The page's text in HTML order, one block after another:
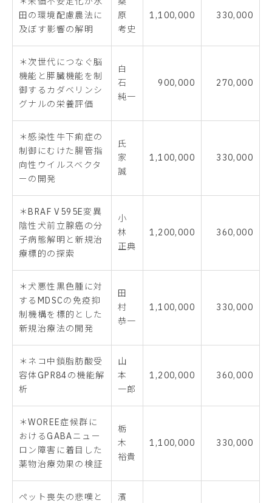
田の環境配慮農法に
及ぼす影響の解明
原
考史
1,100,000 330,000
＊次世代につなぐ脳
機能と膵臓機能を制
御するカダベリンシ
グナルの栄養評価
白
石
純一
900,000 270,000
＊感染性牛下痢症の
制御にむけた腸管指
向性ウイルスベクタ
ーの開発
氏
家
誠
1,100,000 330,000
＊BRAF V595E変異
陰性犬前立腺癌の分
子病態解明と新規治
療標的の探索
小
林
正典
1,200,000 360,000
＊犬悪性黒色腫に対
するMDSCの免疫抑
制機構を標的とした
新規治療法の開発
田
村
恭一
1,100,000 330,000
＊ネコ中鎖脂肪酸受
容体GPR84の機能解
析
山
本
一郎
1,200,000 360,000
＊WOREE症候群に
おけるGABAニュー
ロン障害に着目した
薬物治療効果の検証
栃
木
裕貴
1,100,000 330,000
ペット喪失の悲嘆と
濱